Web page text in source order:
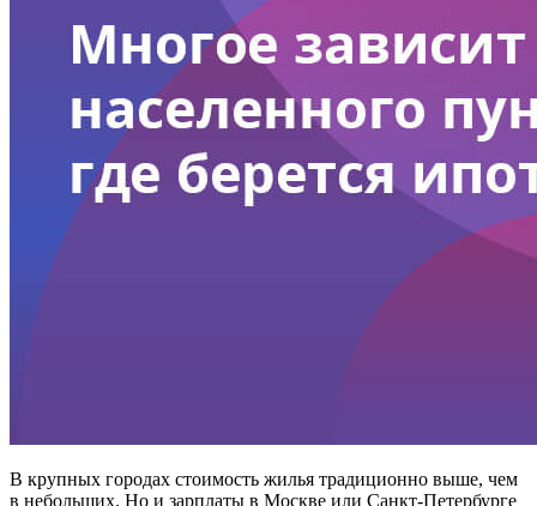
В крупных городах стоимость жилья традиционно выше, чем
в небольших. Но и зарплаты в Москве или Санкт-Петербурге